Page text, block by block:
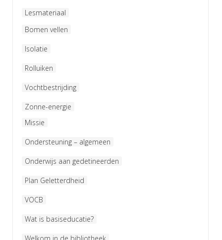
Lesmateriaal
Bomen vellen
Isolatie
Rolluiken
Vochtbestrijding
Zonne-energie
Missie
Ondersteuning – algemeen
Onderwijs aan gedetineerden
Plan Geletterdheid
VOCB
Wat is basiseducatie?